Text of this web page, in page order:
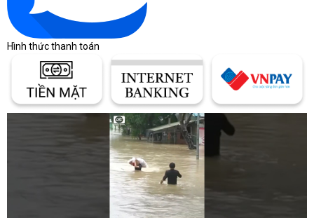
Hình thức thanh toán